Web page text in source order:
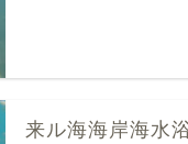
来ル海海岸海水